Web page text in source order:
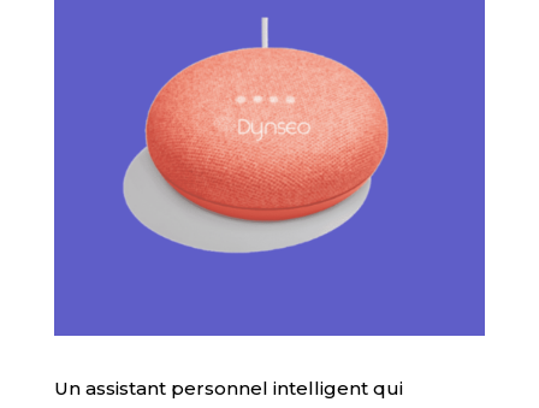
Un assistant personnel intelligent qui